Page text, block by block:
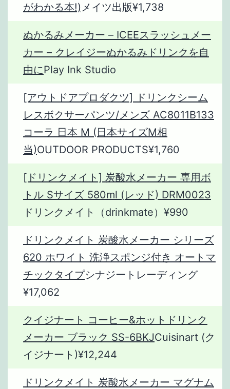
がわかる本!) メイツ出版¥1,738
ぬかるみメーカー – ICEEスラッシュメー
カー – クレイジーぬかるみドリンクを自
由にPlay Ink Studio
[アウトドアプロダクツ] ドリンクシーム
レスボクサーパンツ/メンズ AC8011B133
コーラ 日本 M (日本サイズM相
当)OUTDOOR PRODUCTS¥1,760
[ドリンクメイト] 炭酸水メーカー 専用ボ
トル Sサイズ 580ml (レッド) DRM0023
ドリンクメイト（drinkmate）¥990
ドリンクメイト 炭酸水メーカー シリーズ
620 ホワイト 洗浄スポンジ付き オートマ
チックタイプシナジートレーディング
¥17,062
クイジナート コーヒー&ホットドリンク
メーカー ブラック SS-6BKJCuisinart (ク
イジナート)¥12,244
ドリンクメイト 炭酸水メーカー マグナム